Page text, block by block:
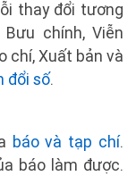
thay đổi tương
chính, Viễn
chí, Xuất bản và
đổi số.
báo và tạp chí.
báo làm được.